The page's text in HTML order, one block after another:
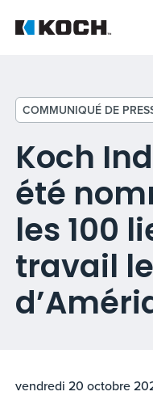
COMMUNIQUÉ DE
Koch
été
les 100
travail
vendredi 20 octobre